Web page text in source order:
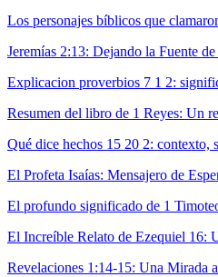
Los personajes bíblicos que
Jeremías 2:13: Dejando la Fuente
Explicacion proverbios 7 1 2:
Resumen del libro de 1 Reyes: Un
Qué dice hechos 15 20 2: contexto,
El Profeta Isaías: Mensajero de
El profundo significado de 1
El Increíble Relato de Ezequiel 16:
Revelaciones 1:14-15: Una Mirada